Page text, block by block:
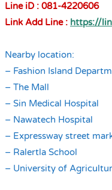
Line iD : 081-4220606
Link Add Line : https://
Nearby location:
– Fashion Island
– The Mall
– Sin Medical Hospital
– Nawatech Hospital
– Expressway street
– Ralertla School
– University of